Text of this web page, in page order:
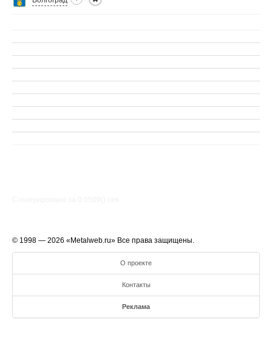
© 1998 — 2026 «Metalweb.ru» Все права защищены.
О проекте
Контакты
Реклама